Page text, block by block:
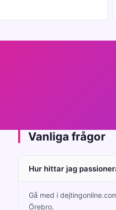
Vanliga frågor
Hur hittar jag
Gå med i
Örebro.